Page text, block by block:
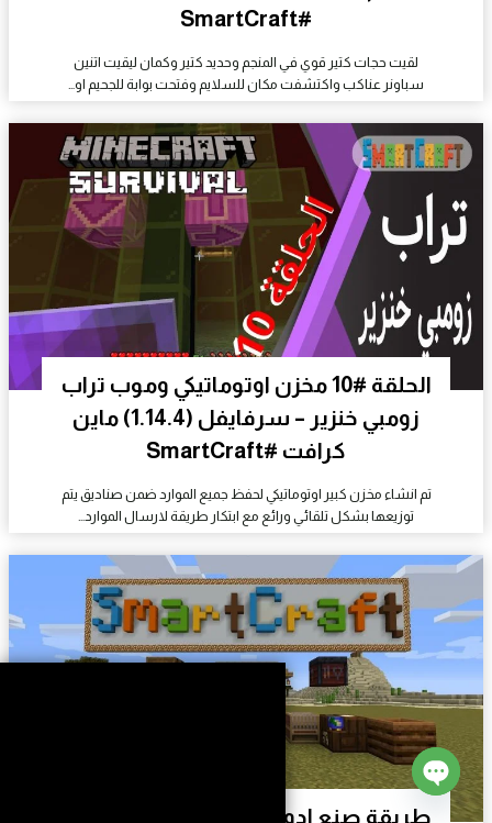
#SmartCraft
لقيت حجات كتير قوي في المنجم وحديد كتير وكمان ليقيت اتنين
سباونر عناكب واكتشفت مكان للسلايم وفتحت بوابة للجحيم او…
الحلقة #10 مخزن اوتوماتيكي وموب تراب
زومبي خنزير – سرفايفل (1.14.4) ماين
كرافت #SmartCraft
تم انشاء مخزن كبير اوتوماتيكي لحفظ جميع الموارد ضمن صناديق يتم
توزيعها بشكل تلقائي ورائع مع ابتكار طريقة لارسال الموارد…
Open